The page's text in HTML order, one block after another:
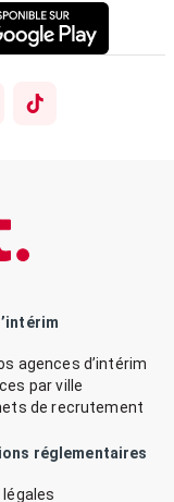
agences d’intérim
par ville
de recrutement
réglementaires